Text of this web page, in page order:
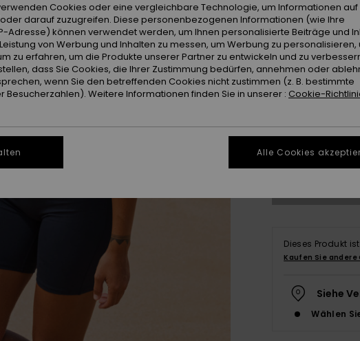
Größentabelle
Dieses Produkt
Kaufen Sie andere
Siehe
Wählen
Cookies oder eine vergleichbare Technologie, um Informationen auf
darauf zuzugreifen. Diese personenbezogenen Informationen (wie Ihre
Adresse) können verwendet werden, um Ihnen personalisierte Beiträge und
von Werbung und Inhalten zu messen, um Werbung zu personalisieren,
zu erfahren, um die Produkte unserer Partner zu entwickeln und zu
dass Sie Cookies, die Ihrer Zustimmung bedürfen, annehmen oder
wenn Sie den betreffenden Cookies nicht zustimmen (z. B. bestimmte
Besucherzahlen). Weitere Informationen finden Sie in unserer : Cookie-
Alle Cookies